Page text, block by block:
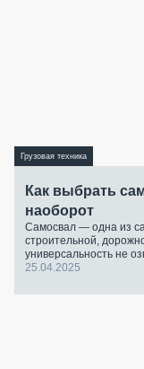
Грузовая техника
Как выбрать
наоборот
Самосвал — одна из
строительной,
универсальность не
25.04.2025